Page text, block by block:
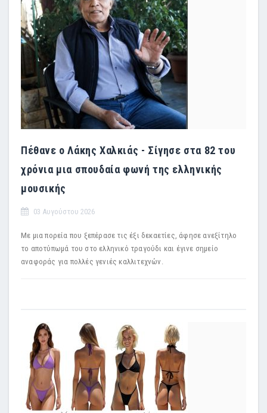
Πέθανε ο Λάκης Χαλκιάς - Σίγησε στα 82 του
χρόνια μια σπουδαία φωνή της ελληνικής
μουσικής
03 Αυγούστου 2026
Με μια πορεία που ξεπέρασε τις έξι δεκαετίες, άφησε ανεξίτηλο
το αποτύπωμά του στο ελληνικό τραγούδι και έγινε σημείο
αναφοράς για πολλές γενιές καλλιτεχνών.